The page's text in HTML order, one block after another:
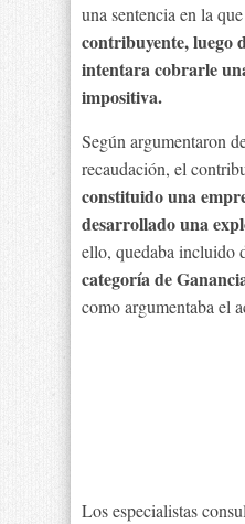
una sentencia en la que
contribuyente, luego
intentara cobrarle
impositiva.
Según argumentaron
recaudación, el
constituido una
desarrollado una
ello, quedaba incluido
categoría de
como argumentaba el
Los especialistas